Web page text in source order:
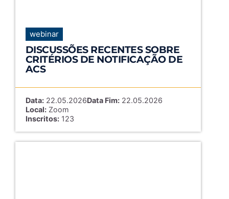
webinar
DISCUSSÕES RECENTES SOBRE
CRITÉRIOS DE NOTIFICAÇÃO DE
ACS
Data:22.05.2026Data Fim:22.05.2026
Local:Zoom
Inscritos:123